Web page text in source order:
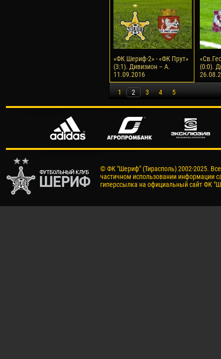
«ФК Шериф-2» - «ФК Прут»
(3:1). Дивизион – А.
11.09.2016
(0:0).
1 2 3 4 5
© ФК "Шериф" (Тирасполь) 2002-2025.
частичном использовании информации
гиперссылка на официальный сайт ФК